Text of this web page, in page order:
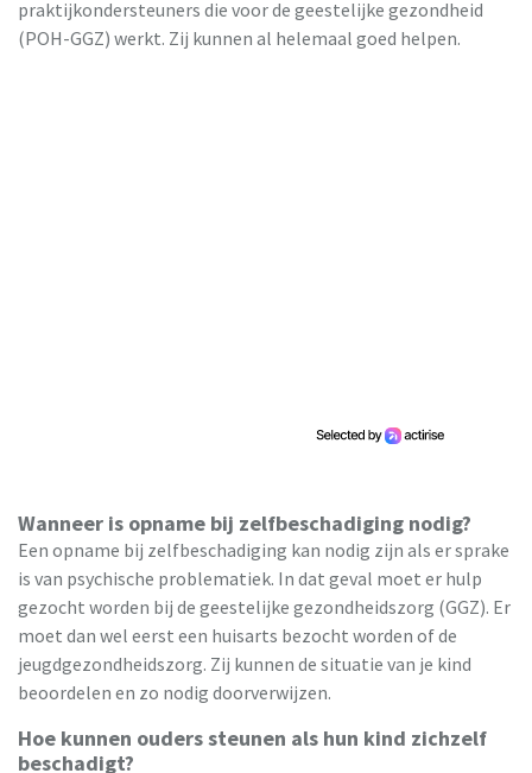
praktijkondersteuners die voor de geestelijke gezondheid
(POH-GGZ) werkt. Zij kunnen al helemaal goed helpen.
Wanneer is opname bij zelfbeschadiging nodig?
Een opname bij zelfbeschadiging kan nodig zijn als er sprake
is van psychische problematiek. In dat geval moet er hulp
gezocht worden bij de geestelijke gezondheidszorg (GGZ). Er
moet dan wel eerst een huisarts bezocht worden of de
jeugdgezondheidszorg. Zij kunnen de situatie van je kind
beoordelen en zo nodig doorverwijzen.
Hoe kunnen ouders steunen als hun kind zichzelf
beschadigt?